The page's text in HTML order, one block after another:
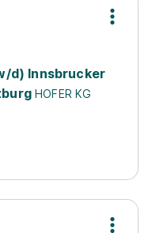
d) Innsbrucker
HOFER KG